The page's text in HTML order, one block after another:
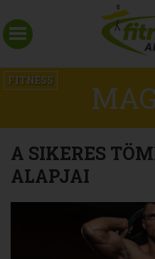
FITNESS
A SIKERES
ALAPJAI